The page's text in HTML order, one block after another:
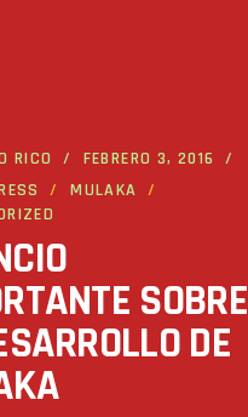
RICO
FEBRERO 3, 2016
MULAKA
SOBRE
DE